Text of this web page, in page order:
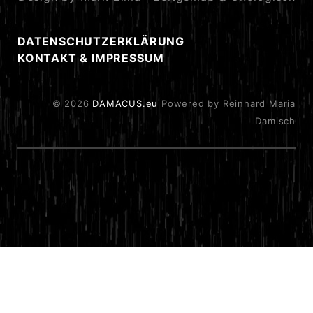
DATENSCHUTZERKLÄRUNG
KONTAKT & IMPRESSUM
© 2026 DAMACUS.eu Powered by Reinhard Maria
Damisch